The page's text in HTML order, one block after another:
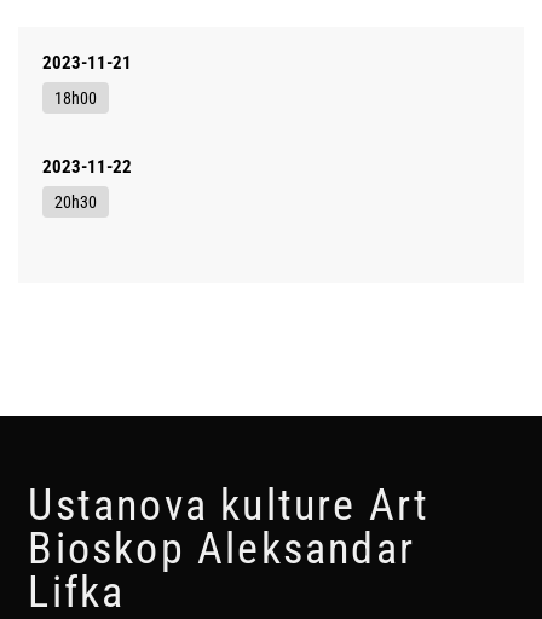
2023-11-21
18h00
2023-11-22
20h30
Ustanova kulture Art
Bioskop Aleksandar
Lifka